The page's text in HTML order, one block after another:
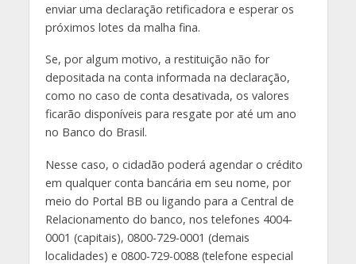
enviar uma declaração retificadora e esperar os
próximos lotes da malha fina.
Se, por algum motivo, a restituição não for
depositada na conta informada na declaração,
como no caso de conta desativada, os valores
ficarão disponíveis para resgate por até um ano
no Banco do Brasil.
Nesse caso, o cidadão poderá agendar o crédito
em qualquer conta bancária em seu nome, por
meio do Portal BB ou ligando para a Central de
Relacionamento do banco, nos telefones 4004-
0001 (capitais), 0800-729-0001 (demais
localidades) e 0800-729-0088 (telefone especial